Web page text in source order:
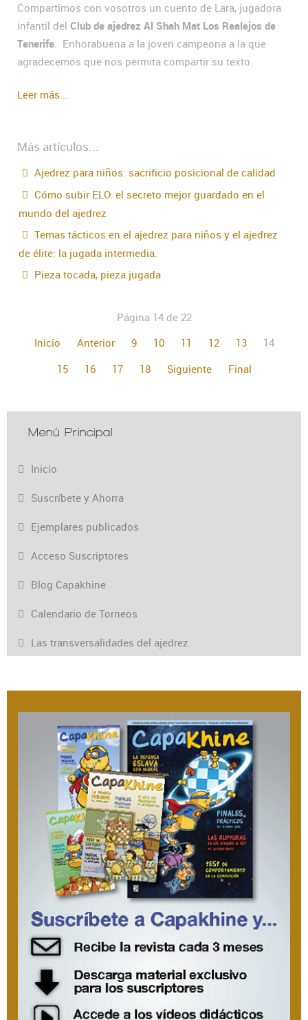
Compartimos con vosotros un cuento de Lara, jugadora
infantil del Club de ajedrez Al Shah Mat Los Realejos de
Tenerife . Enhorabuena a la joven campeona a la que
agradecemos que nos permita compartir su texto.
Leer más...
Más artículos...
Ajedrez para niños: sacrificio posicional de calidad
Cómo subir ELO: el secreto mejor guardado en el
mundo del ajedrez
Temas tácticos en el ajedrez para niños y el ajedrez
de élite: la jugada intermedia.
Pieza tocada, pieza jugada
Página 14 de 22
Inicio
Anterior 9 10 11 12 13
14
15
16 17 18 Siguiente Final
Menú Principal
Inicio
Suscríbete y Ahorra
Ejemplares publicados
Acceso Suscriptores
Blog Capakhine
Calendario de Torneos
Las transversalidades del ajedrez